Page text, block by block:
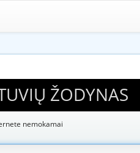
ŽODYNAS
nemokamai